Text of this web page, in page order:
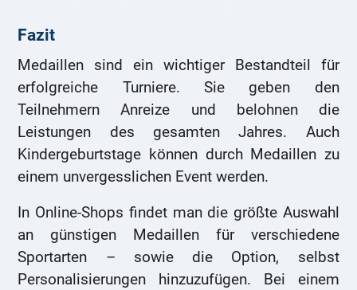
Fazit
Medaillen sind ein wichtiger Bestandteil für
erfolgreiche Turniere. Sie geben den
Teilnehmern Anreize und belohnen die
Leistungen des gesamten Jahres. Auch
Kindergeburtstage können durch Medaillen zu
einem unvergesslichen Event werden.
In Online-Shops findet man die größte Auswahl
an günstigen Medaillen für verschiedene
Sportarten – sowie die Option, selbst
Personalisierungen hinzuzufügen. Bei einem